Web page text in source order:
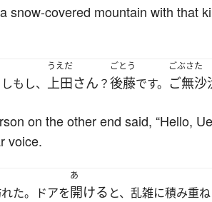
snow-covered mountain with that
もし、
うえだ
上田さん ？
ごとう
後藤です。
ごぶさた
ご無沙
on the other end said, “Hello,
voice.
た。ドアを
あ
開ける と、乱雑に積み重